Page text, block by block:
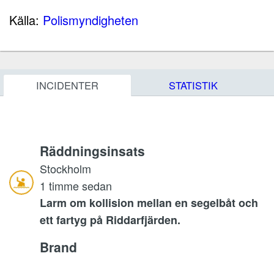
Källa: Polismyndigheten
INCIDENTER STATISTIK
Räddningsinsats
Stockholm
1 timme sedan
Larm om kollision mellan en segelbåt och
ett fartyg på Riddarfjärden.
Brand